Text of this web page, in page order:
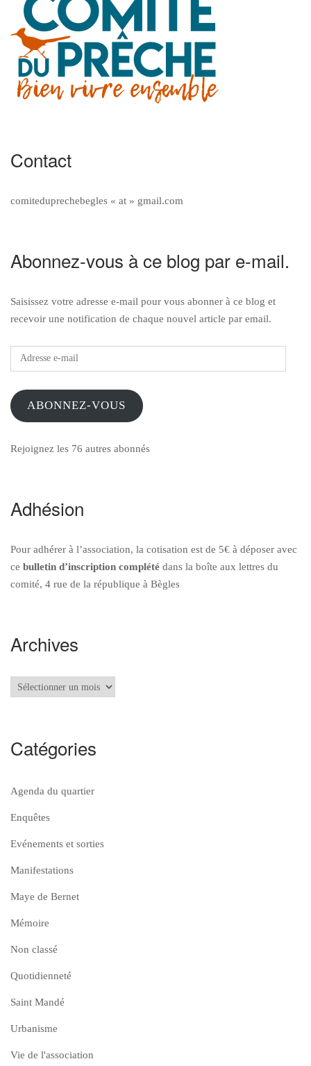
Contact
comiteduprechebegles « at » gmail.com
Abonnez-vous à ce blog par e-mail.
Saisissez votre adresse e-mail pour vous abonner à ce blog et
recevoir une notification de chaque nouvel article par email.
Adresse
e-
ABONNEZ-VOUS
Rejoignez les 76 autres abonnés
Adhésion
Pour adhérer à l’association, la cotisation est de 5€ à déposer avec
ce bulletin d’inscription complété dans la boîte aux lettres du
comité, 4 rue de la république à Bègles
Archives
Archives
Catégories
Agenda du quartier
Enquêtes
Evénements et sorties
Manifestations
Maye de Bernet
Mémoire
Non classé
Quotidienneté
Saint Mandé
Urbanisme
Vie de l'association